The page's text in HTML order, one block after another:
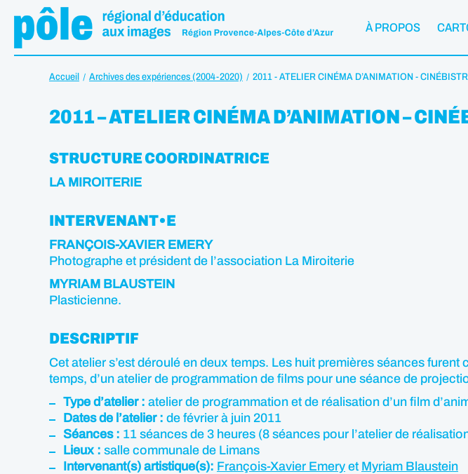
À PROPOS
Accueil Archives des expériences (2004-2020) 2011 - ATELIER CINÉMA D’ANIMATION -
2011 – ATELIER CINÉMA D’ANIMATION –
STRUCTURE COORDINATRICE
LA MIROITERIE
INTERVENANT•E
FRANÇOIS-XAVIER EMERY
Photographe et président de l’association La Miroiterie
MYRIAM BLAUSTEIN
Plasticienne.
DESCRIPTIF
Cet atelier s’est déroulé en deux temps. Les huit premières séances
temps, d’un atelier de programmation de films pour une séance de
Type d’atelier : atelier de programmation et de réalisation d’un film
Dates de l’atelier : de février à juin 2011
Séances : 11 séances de 3 heures (8 séances pour l’atelier de
Lieux : salle communale de Limans
Intervenant(s) artistique(s): François-Xavier Emery et Myriam Blaustein